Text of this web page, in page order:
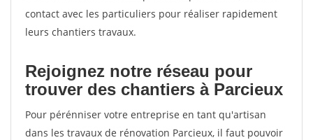
contact avec les particuliers pour réaliser rapidement
leurs chantiers travaux.
Rejoignez notre réseau pour
trouver des chantiers à Parcieux
Pour pérénniser votre entreprise en tant qu'artisan
dans les travaux de rénovation Parcieux, il faut pouvoir